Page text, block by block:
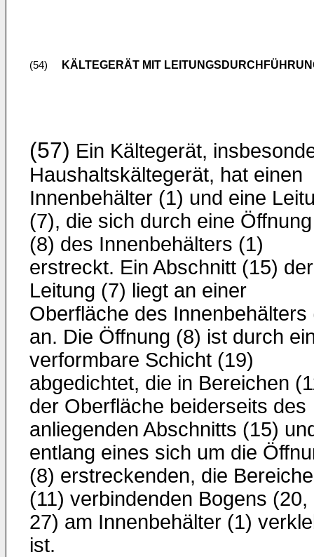
(54) KÄLTEGERÄT MIT
(57) Ein Kältegerät,
Haushaltskältegerät, hat einen
Innenbehälter (1) und eine
(7), die sich durch eine Öffnung
(8) des Innenbehälters (1)
erstreckt. Ein Abschnitt (15) der
Leitung (7) liegt an einer
Oberfläche des Innenbehälters
an. Die Öffnung (8) ist durch
verformbare Schicht (19)
abgedichtet, die in Bereichen
der Oberfläche beiderseits des
anliegenden Abschnitts (15)
entlang eines sich um die
(8) erstreckenden, die Bereiche
(11) verbindenden Bogens (20,
27) am Innenbehälter (1)
ist.